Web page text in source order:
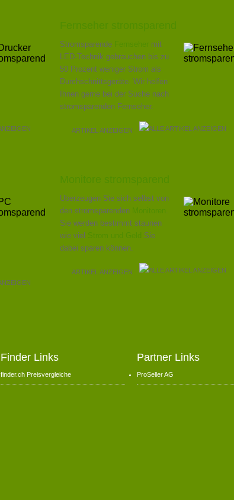
Fernseher stromsparend
Stromsparende
mit
LED-Technik gebrauchen bis zu
50 Prozent weniger Strom als
Durchschnittsgeräte. Wir helfen
Ihnen gerne bei der Suche nach
stromsparenden Fernseher.
ARTIKEL ANZEIGEN
Monitore stromsparend
Überzeugen Sie sich selbst von
den stromsparenden
Sie werden bestimmt staunen
wie viel
Strom und Geld
Sie
dabei sparen können.
ARTIKEL ANZEIGEN
Finder Links
finder.ch Preisvergleiche
Partner Links
ProSeller AG